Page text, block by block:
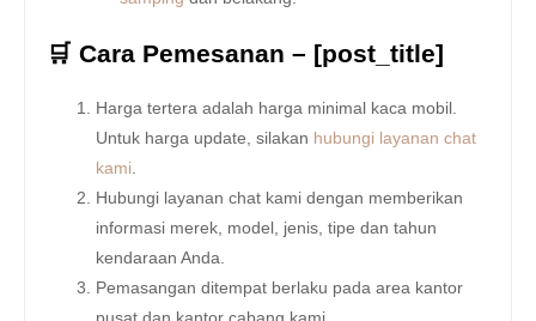
🛒 Cara Pemesanan – [post_title]
Harga tertera adalah harga minimal kaca mobil.
Untuk harga update, silakan hubungi layanan chat
kami
Hubungi layanan chat kami dengan memberikan
informasi merek, model, jenis, tipe dan tahun
kendaraan Anda.
Pemasangan ditempat berlaku pada area kantor
pusat dan kantor cabang kami.